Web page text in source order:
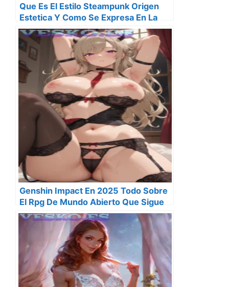
Que Es El Estilo Steampunk Origen
Estetica Y Como Se Expresa En La
Cultura Actual
Genshin Impact En 2025 Todo Sobre
El Rpg De Mundo Abierto Que Sigue
Cautivando